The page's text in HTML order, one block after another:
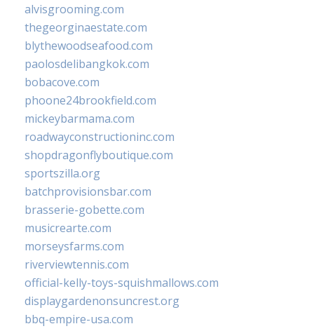
alvisgrooming.com
thegeorginaestate.com
blythewoodseafood.com
paolosdelibangkok.com
bobacove.com
phoone24brookfield.com
mickeybarmama.com
roadwayconstructioninc.com
shopdragonflyboutique.com
sportszilla.org
batchprovisionsbar.com
brasserie-gobette.com
musicrearte.com
morseysfarms.com
riverviewtennis.com
official-kelly-toys-squishmallows.com
displaygardenonsuncrest.org
bbq-empire-usa.com